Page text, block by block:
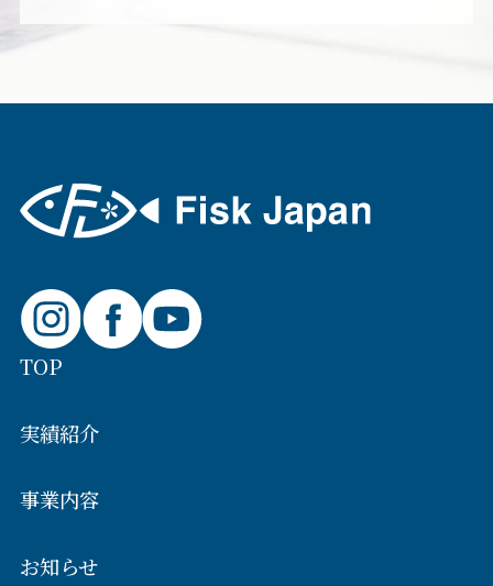
TOP
実績紹介
事業内容
お知らせ